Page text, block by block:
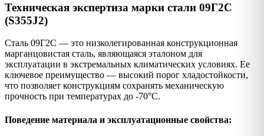
Техническая экспертиза марки стали 09Г2С
(S355J2)
Сталь 09Г2С — это низколегированная конструкционная
марганцовистая сталь, являющаяся эталоном для
эксплуатации в экстремальных климатических условиях. Ее
ключевое преимущество — высокий порог хладостойкости,
что позволяет конструкциям сохранять механическую
прочность при температурах до -70°C.
Поведение материала и эксплуатационные свойства: